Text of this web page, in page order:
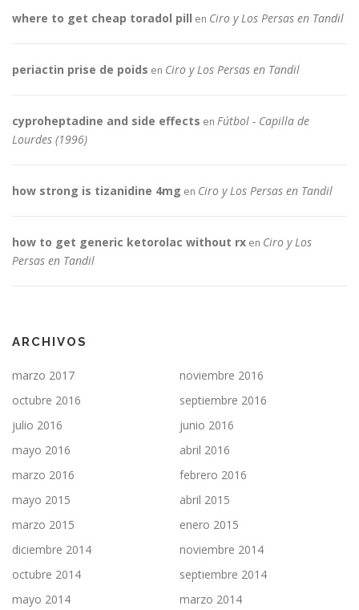
where to get cheap toradol pill en Ciro y Los Persas en Tandil
periactin prise de poids en Ciro y Los Persas en Tandil
cyproheptadine and side effects en Fútbol - Capilla de
Lourdes (1996)
how strong is tizanidine 4mg en Ciro y Los Persas en Tandil
how to get generic ketorolac without rx en Ciro y Los
Persas en Tandil
ARCHIVOS
marzo 2017
noviembre 2016
octubre 2016
septiembre 2016
julio 2016
junio 2016
mayo 2016
abril 2016
marzo 2016
febrero 2016
mayo 2015
abril 2015
marzo 2015
enero 2015
diciembre 2014
noviembre 2014
octubre 2014
septiembre 2014
mayo 2014
marzo 2014